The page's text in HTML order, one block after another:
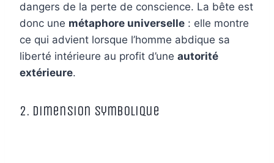
dangers de la perte de conscience. La bête est
donc une métaphore universelle : elle montre
ce qui advient lorsque l’homme abdique sa
liberté intérieure au profit d’une autorité
extérieure.
2. Dimension symbolique